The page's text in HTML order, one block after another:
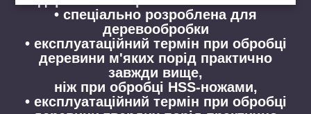
• спеціально розроблена для
деревообробки
• експлуатаційний термін при обробці
деревини м'яких порід практично
завжди вище,
ніж при обробці HSS-ножами,
• експлуатаційний термін при обробці